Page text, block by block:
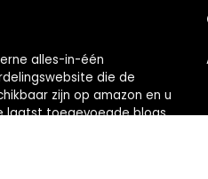
alles-in-één
die de
zijn op amazon en u
laatst toegevoegde blogs.